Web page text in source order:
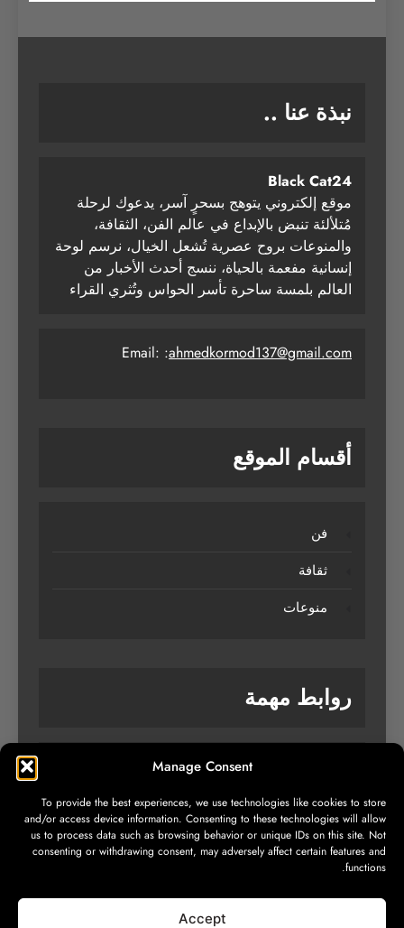
Manage Consent
To provide the best experiences, we use technologies like cookies to store
and/or access device information. Consenting to these technologies will allow
us to process data such as browsing behavior or unique IDs on this site. Not
consenting or withdrawing consent, may adversely affect certain features and
functions.
Accept
نبذة عنا ..
Black Cat24
موقع إلكتروني يتوهج بسحرٍ آسر، يدعوك لرحلة
مُتلألئة تنبض بالإبداع في عالم الفن، الثقافة،
والمنوعات بروح عصرية تُشعل الخيال، نرسم لوحة
إنسانية مفعمة بالحياة، ننسج أحدث الأخبار من
العالم بلمسة ساحرة تأسر الحواس وتُثري القراء
Email: :ahmedkormod137@gmail.com
أقسام الموقع
فن
ثقافة
منوعات
روابط مهمة
تواصل معنا
سياسة الخصوصية